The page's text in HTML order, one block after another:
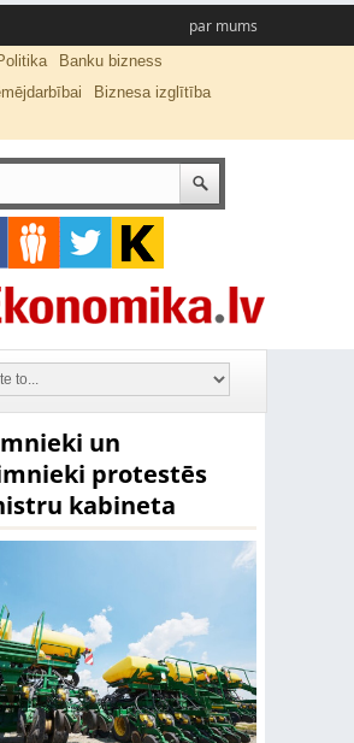
par mums
Banku bizness
Biznesa izglītība
un
protestēs
kabineta